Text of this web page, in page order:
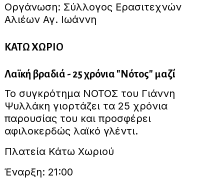
Οργάνωση: Σύλλογος Ερασιτεχνών
Αλιέων Αγ. Ιωάννη
ΚΑΤΩ ΧΩΡΙΟ
Λαϊκή βραδιά - 25 χρόνια "Νότος" μαζί
Το συγκρότημα ΝΟΤΟΣ του Γιάννη
Ψυλλάκη γιορτάζει τα 25 χρόνια
παρουσίας του και προσφέρει
αφιλοκερδώς λαϊκό γλέντι.
Πλατεία Κάτω Χωριού
Έναρξη: 21:00